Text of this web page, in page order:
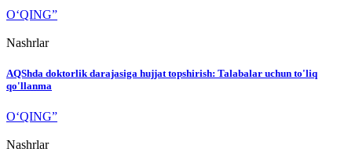
O‘QING”
Nashrlar
AQShda doktorlik darajasiga hujjat topshirish: Talabalar uchun to'liq
qo'llanma
O‘QING”
Nashrlar